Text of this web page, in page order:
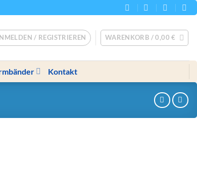
/ REGISTRIEREN WARENKORB /0,00€
Kontakt